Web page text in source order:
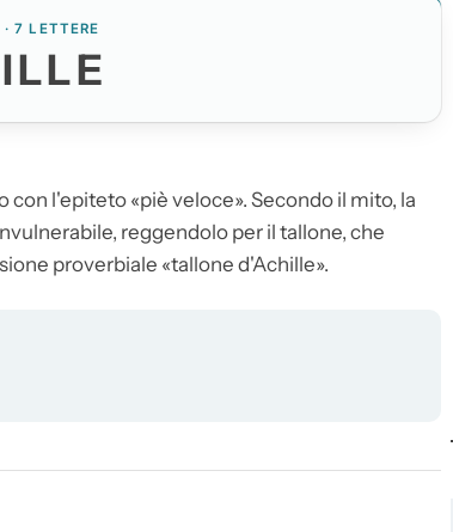
7 LETTERE
l'epiteto «piè veloce». Secondo il mito, la
reggendolo per il tallone, che
proverbiale «tallone d'Achille».